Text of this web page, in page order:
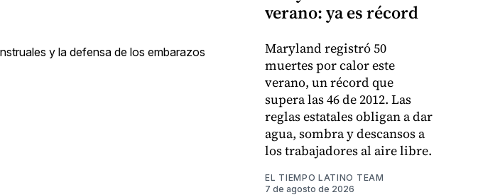
y la defensa de los embarazos
verano: ya es récord
Maryland registró 50
muertes por calor este
verano, un récord que
supera las 46 de 2012. Las
reglas estatales obligan a dar
agua, sombra y descansos a
los trabajadores al aire libre.
EL TIEMPO LATINO TEAM
7 de agosto de 2026